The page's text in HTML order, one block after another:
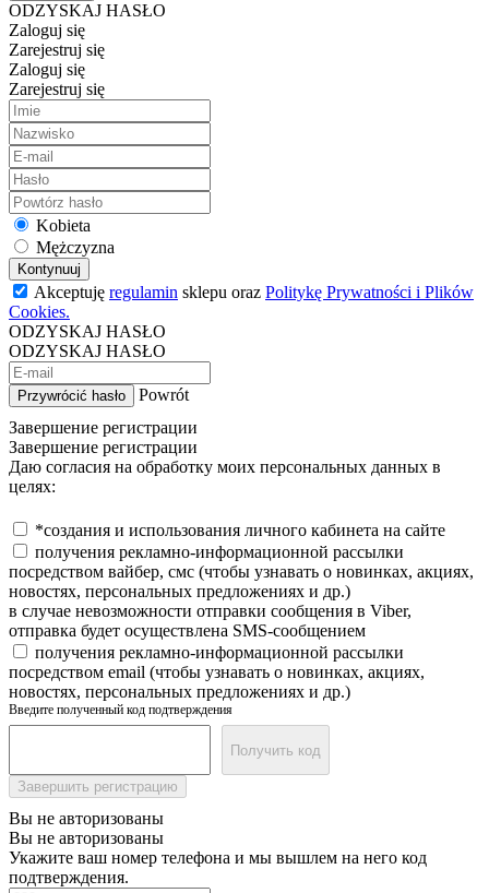
ODZYSKAJ HASŁO
Zaloguj się
Zarejestruj się
Zaloguj się
Zarejestruj się
Kobieta
Mężczyzna
Kontynuuj
Akceptuję regulamin sklepu oraz Politykę Prywatności i Plików
Cookies.
ODZYSKAJ HASŁO
ODZYSKAJ HASŁO
Przywrócić hasło
Powrót
Завершение регистрации
Завершение регистрации
Даю согласия на обработку моих персональных данных в
целях:
*создания и использования личного кабинета на сайте
получения рекламно-информационной рассылки
посредством вайбер, смс (чтобы узнавать о новинках, акциях,
новостях, персональных предложениях и др.)
в случае невозможности отправки сообщения в Viber,
отправка будет осуществлена SMS-сообщением
получения рекламно-информационной рассылки
посредством email (чтобы узнавать о новинках, акциях,
новостях, персональных предложениях и др.)
Введите полученный код подтверждения
Получить код
Завершить регистрацию
Вы не авторизованы
Вы не авторизованы
Укажите ваш номер телефона и мы вышлем на него код
подтверждения.